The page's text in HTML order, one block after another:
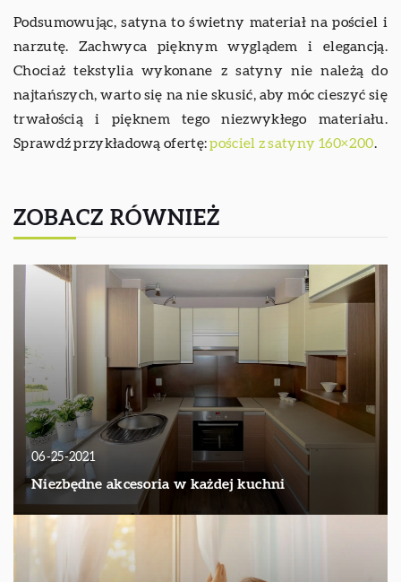
Podsumowując, satyna to świetny materiał na pościel i
narzutę. Zachwyca pięknym wyglądem i elegancją.
Chociaż tekstylia wykonane z satyny nie należą do
najtańszych, warto się na nie skusić, aby móc cieszyć się
trwałością i pięknem tego niezwykłego materiału.
Sprawdź przykładową ofertę:pościel z satyny 160×200.
ZOBACZ RÓWNIEŻ
06-25-2021
Niezbędne akcesoria w każdej kuchni